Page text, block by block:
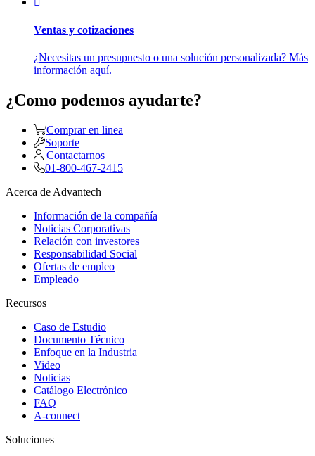
Ventas y cotizaciones
¿Necesitas un presupuesto o una solución personalizada? Más
información aquí.
¿Como podemos ayudarte?
Comprar en linea
Soporte
Contactarnos
01-800-467-2415
Acerca de Advantech
Información de la compañía
Noticias Corporativas
Relación con investores
Responsabilidad Social
Ofertas de empleo
Empleado
Recursos
Caso de Estudio
Documento Técnico
Enfoque en la Industria
Video
Noticias
Catálogo Electrónico
FAQ
A-connect
Soluciones